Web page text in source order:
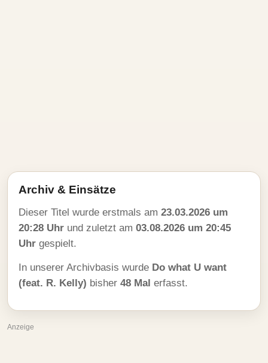
Archiv & Einsätze
Dieser Titel wurde erstmals am 23.03.2026 um
20:28 Uhr und zuletzt am 03.08.2026 um 20:45
Uhr gespielt.
In unserer Archivbasis wurde Do what U want
(feat. R. Kelly) bisher 48 Mal erfasst.
Anzeige